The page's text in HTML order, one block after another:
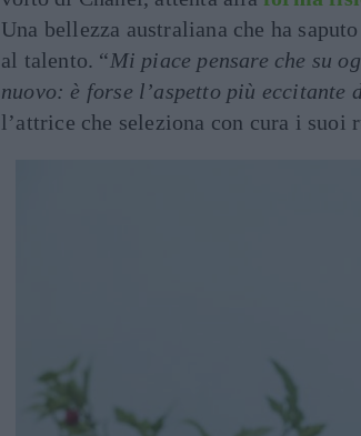
Una bellezza australiana che ha
al talento. “Mi piace pensare che su
nuovo: è forse l’aspetto più eccitante
l’attrice che seleziona con cura i suoi